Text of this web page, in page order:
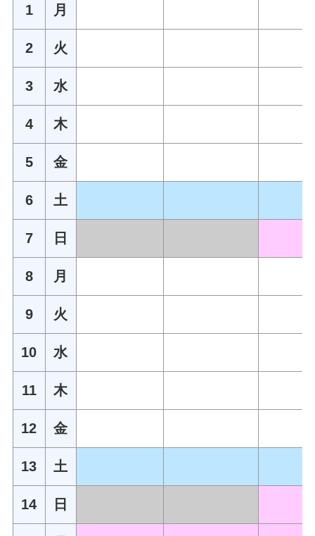
1 月
2 火
3 水
4 木
5 金
6 土
7 日
8 月
9 火
10 水
11 木
12 金
13 土
14 日